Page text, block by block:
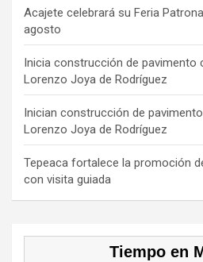
o
k
s
m
Acajete celebrará su Feria
agosto
Inicia construcción de pavimento
Lorenzo Joya de Rodríguez
Inician construcción de
Lorenzo Joya de Rodríguez
Tepeaca fortalece la promoción
con visita guiada
Tiempo en